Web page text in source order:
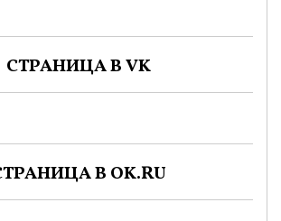
СТРАНИЦА В VK
В OK.RU